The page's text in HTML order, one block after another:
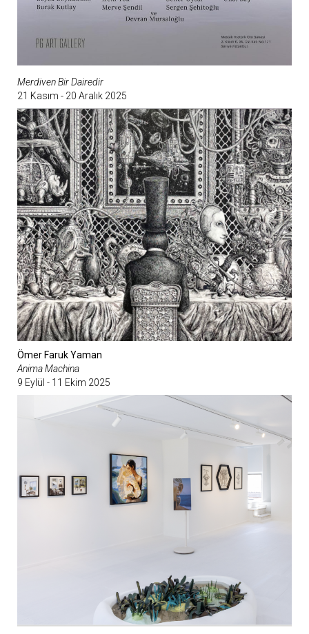
Merdiven Bir Dairedir
21 Kasım - 20 Aralık 2025
Ömer Faruk Yaman
Anima Machina
9 Eylül - 11 Ekim 2025